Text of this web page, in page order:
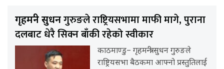
गृहमन्त्री सुधनगुरुङले राष्ट्रियसभामा माफी मागे, पुराना
दलबाट धेरै सिक्न बाँकी रहेको स्वीकार
काठमाण्डु– गृहमन्त्री सुधन गुरुङले
राष्ट्रियसभा बैठकमा आफ्नो प्रस्तुतिलाई